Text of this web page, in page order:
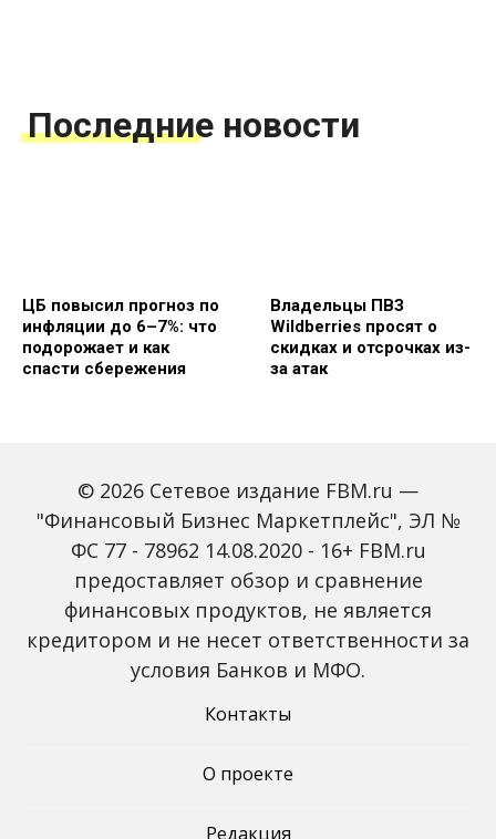
Последние новости
ЦБ повысил прогноз по
инфляции до 6–7%: что
подорожает и как
спасти сбережения
Владельцы ПВЗ
Wildberries просят о
скидках и отсрочках из-
за атак
Объем наличных у
россиян в июле вырос
на 43%: что стоит за
рекордным спросом на
С 2027 года ИНН станет
банковских счетов
россиян: что изменится
© 2026 Сетевое издание FBM.ru —
"Финансовый Бизнес Маркетплейс", ЭЛ №
ФС 77 - 78962 14.08.2020 - 16+ FBM.ru
предоставляет обзор и сравнение
финансовых продуктов, не является
кредитором и не несет ответственности за
условия Банков и МФО.
Контакты
О проекте
Редакция